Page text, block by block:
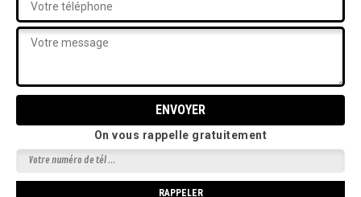
On vous rappelle gratuitement